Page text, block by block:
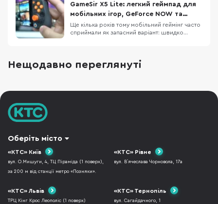
офісного працівника, спортсмена, меломана
та любителя подорожей. Тут немає
GameSir X5 Lite: легкий геймпад для
мобільних ігор, GeForce NOW та
GameHub
Ще кілька років тому мобільний геймінг часто
сприймали як запасний варіант: швидко
потужнішими, хмарні сервіси на кшталт
GeForce NOW навчилися доставляти ПК-ігри
Нещодавно переглянуті
Оберіть місто
«КТС» Київ
вул. О.Мишуги, 4, ТЦ Піраміда (1 поверх),
за 200 м від станції метро «Позняки».
«КТС» Рівне
вул. В`ячеслава Чорновола, 17а
«КТС» Львів
ТРЦ Кінг Крос Леополіс (1 поверх)
«КТС» Тернопіль
вул. Сагайдачного, 1